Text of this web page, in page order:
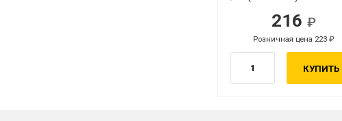
216
Розничная цена 223
КУПИТЬ